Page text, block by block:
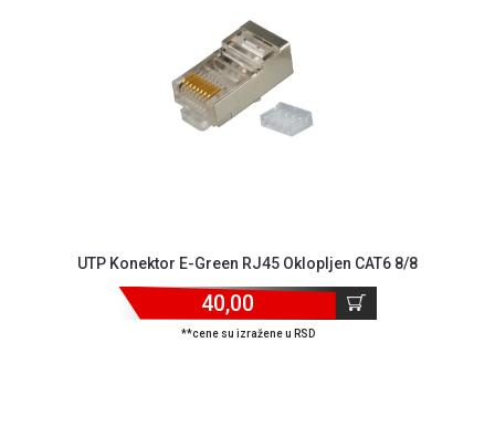
UTP Konektor E-Green RJ45 Oklopljen CAT6 8/8
40,00
**cene su izražene u RSD